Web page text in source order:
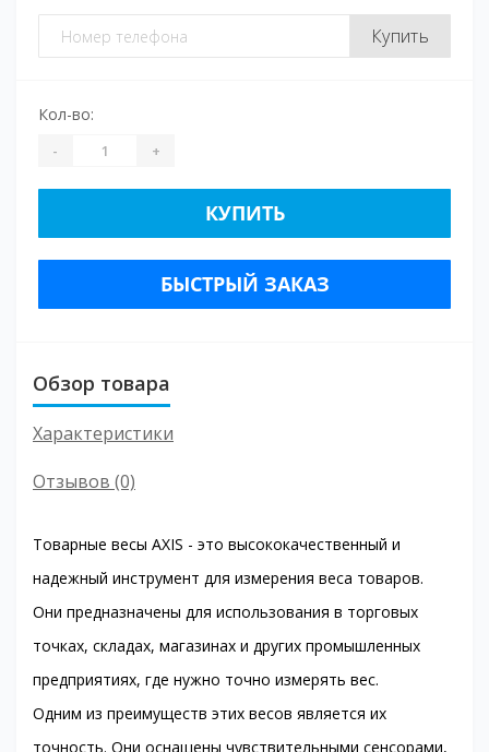
Купить
Кол-во:
- +
КУПИТЬ
БЫСТРЫЙ ЗАКАЗ
Обзор товара
Характеристики
Отзывов (0)
Товарные весы AXIS - это высококачественный и
надежный инструмент для измерения веса товаров.
Они предназначены для использования в торговых
точках, складах, магазинах и других промышленных
предприятиях, где нужно точно измерять вес.
Одним из преимуществ этих весов является их
точность. Они оснащены чувствительными сенсорами,